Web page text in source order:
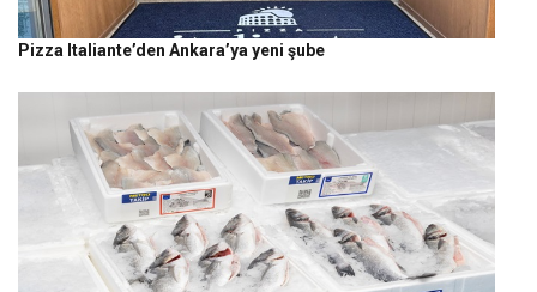
Pizza Italiante’den Ankara’ya yeni şube